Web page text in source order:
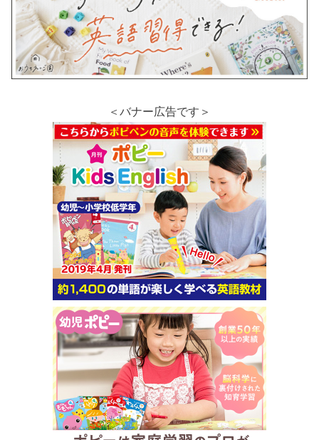
＜バナー広告です＞